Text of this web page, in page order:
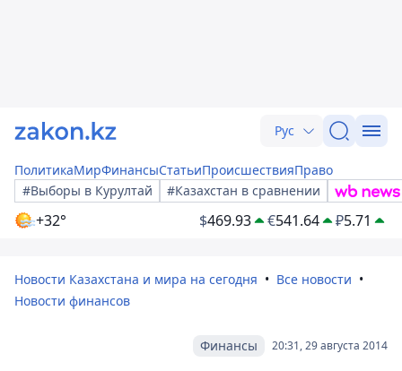
Рус
ПолитикаМирФинансыСтатьиПроисшествияПраво
#Выборы в Курултай
#Казахстан в сравнении
+32° $469.93 €541.64 ₽5.71
Новости Казахстана и мира на сегодня
Все новости
Новости финансов
20:31, 29 августа 2014
Финансы